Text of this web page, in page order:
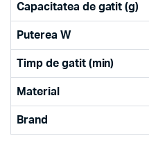
Capacitatea de gatit (g)
Puterea W
Timp de gatit (min)
Material
Brand